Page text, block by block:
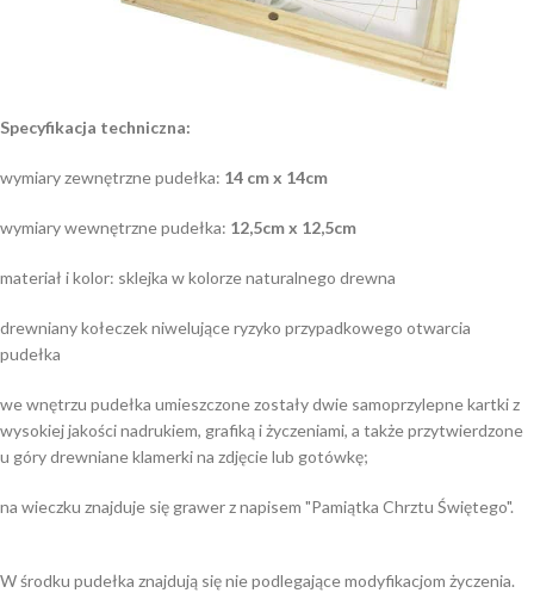
Specyfikacja techniczna:
wymiary zewnętrzne pudełka: 14 cm x 14cm
wymiary wewnętrzne pudełka: 12,5cm x 12,5cm
materiał i kolor: sklejka w kolorze naturalnego drewna
drewniany kołeczek niwelujące ryzyko przypadkowego otwarcia
pudełka
we wnętrzu pudełka umieszczone zostały dwie samoprzylepne kartki z
wysokiej jakości nadrukiem, grafiką i życzeniami, a także przytwierdzone
u góry drewniane klamerki na zdjęcie lub gotówkę;
na wieczku znajduje się grawer z napisem "Pamiątka Chrztu Świętego".
W środku pudełka znajdują się nie podlegające modyfikacjom życzenia.